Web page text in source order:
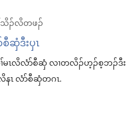
ၣ်လိတဖၣ်
ဆှံဒီးပှၤ
မၤလိလံာ်စီဆှံ လၢတလိၣ်ဟ့ၣ်စ့ဘၣ်ဒီး
ၤ လံာ်စီဆှံတဂၤ.